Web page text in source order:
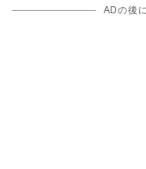
ADの後